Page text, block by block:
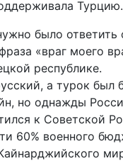
Турцию.
было
«враг моего
республике.
а турок
но однажды
к Советской
60% военного